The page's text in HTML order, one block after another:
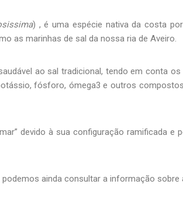
) , é uma espécie nativa da costa
as marinhas de sal da nossa ria de Aveiro.
ao sal tradicional, tendo em conta
fósforo, ómega3 e outros
devido à sua configuração ramificada
podemos ainda consultar a informação sobre